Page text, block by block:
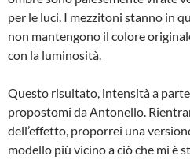
per le luci. I mezzitoni stanno in
non mantengono il colore
con la luminosità.
Questo risultato, intensità a
propostomi da Antonello.
dell’effetto, proporrei una
modello più vicino a ciò che mi è